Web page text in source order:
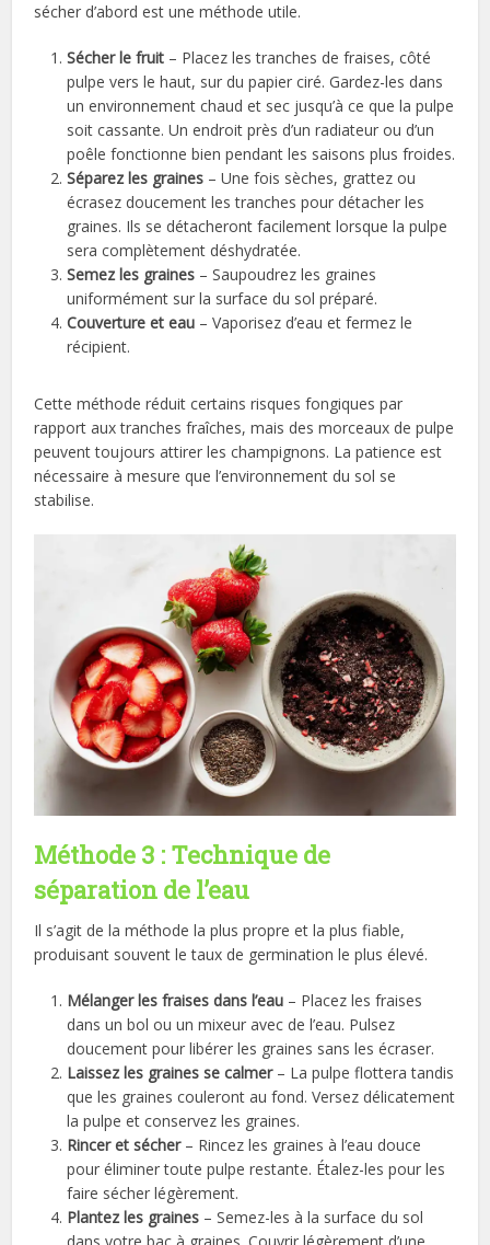
sécher d’abord est une méthode utile.
Sécher le fruit – Placez les tranches de fraises, côté
pulpe vers le haut, sur du papier ciré. Gardez-les dans
un environnement chaud et sec jusqu’à ce que la pulpe
soit cassante. Un endroit près d’un radiateur ou d’un
poêle fonctionne bien pendant les saisons plus froides.
Séparez les graines – Une fois sèches, grattez ou
écrasez doucement les tranches pour détacher les
graines. Ils se détacheront facilement lorsque la pulpe
sera complètement déshydratée.
Semez les graines – Saupoudrez les graines
uniformément sur la surface du sol préparé.
Couverture et eau – Vaporisez d’eau et fermez le
récipient.
Cette méthode réduit certains risques fongiques par
rapport aux tranches fraîches, mais des morceaux de pulpe
peuvent toujours attirer les champignons. La patience est
nécessaire à mesure que l’environnement du sol se
stabilise.
Méthode 3 : Technique de
séparation de l’eau
Il s’agit de la méthode la plus propre et la plus fiable,
produisant souvent le taux de germination le plus élevé.
Mélanger les fraises dans l’eau – Placez les fraises
dans un bol ou un mixeur avec de l’eau. Pulsez
doucement pour libérer les graines sans les écraser.
Laissez les graines se calmer– La pulpe flottera tandis
que les graines couleront au fond. Versez délicatement
la pulpe et conservez les graines.
Rincer et sécher– Rincez les graines à l’eau douce
pour éliminer toute pulpe restante. Étalez-les pour les
faire sécher légèrement.
Plantez les graines – Semez-les à la surface du sol